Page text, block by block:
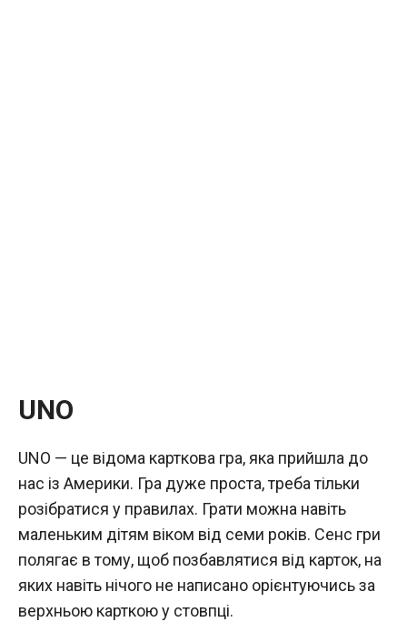
UNO
UNO — це відома карткова гра, яка прийшла до
нас із Америки. Гра дуже проста, треба тільки
розібратися у правилах. Грати можна навіть
маленьким дітям віком від семи років. Сенс гри
полягає в тому, щоб позбавлятися від карток, на
яких навіть нічого не написано орієнтуючись за
верхньою карткою у стовпці.